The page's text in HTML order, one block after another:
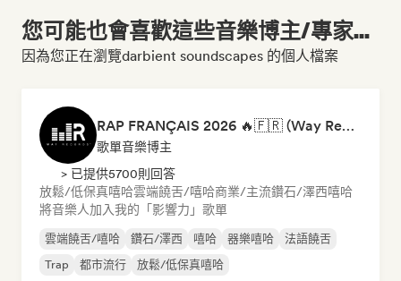
您可能也會喜歡這些音樂博主/專家...
因為您正在瀏覽darbient soundscapes 的個人檔案
RAP FRANÇAIS 2026 🔥🇫🇷 (Way Records)
歌單音樂博主
> 已提供5700則回答
放鬆/低保真嘻哈雲端饒舌/嘻哈商業/主流鑽石/澤西嘻哈
將音樂人加入我的「影響力」歌單
雲端饒舌/嘻哈 鑽石/澤西 嘻哈 器樂嘻哈
法語饒舌
Trap
都市流行 放鬆/低保真嘻哈